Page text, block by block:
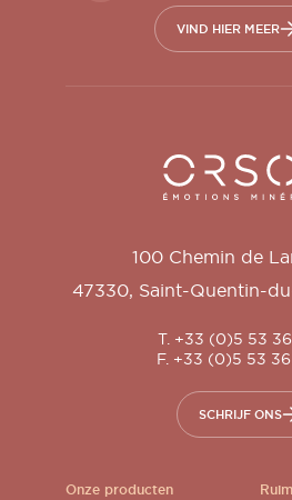
Laat je inspireren door de
texturen van ORSOL
VIND HIER MEER
Orsol
100 Chemin de
47330, Saint-Quentin-
T. +33 (0)5 53
F. +33 (0)5 53
SCHRIJF ONS
Onze producten